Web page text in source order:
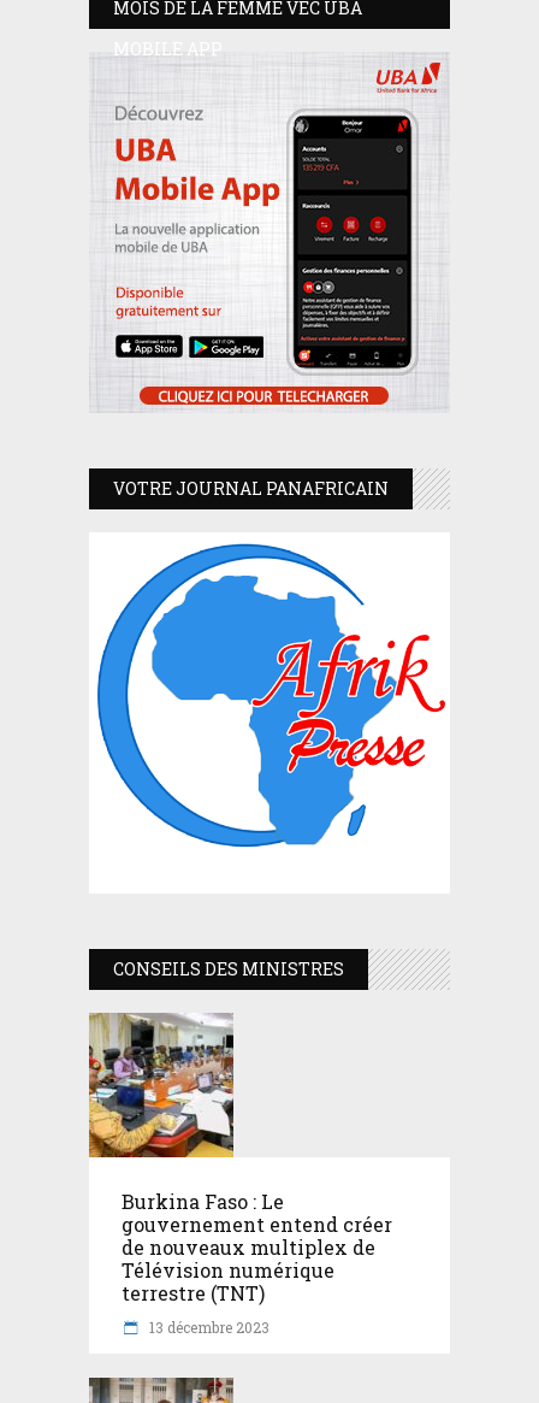
MOIS DE LA FEMME VEC UBA
MOBILE APP
VOTRE JOURNAL PANAFRICAIN
CONSEILS DES MINISTRES
Burkina Faso : Le
gouvernement entend créer
de nouveaux multiplex de
Télévision numérique
terrestre (TNT)
13 décembre 2023